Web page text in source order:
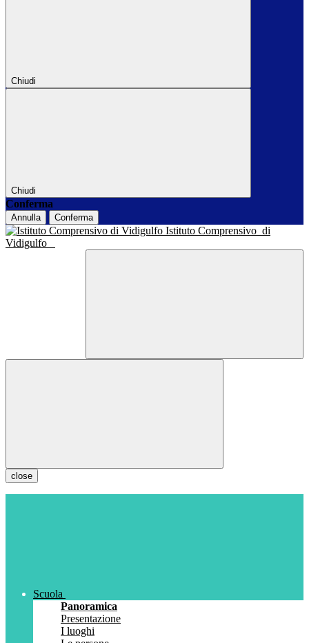
Chiudi
Chiudi
Conferma
Annulla Conferma
Istituto Comprensivo di
Vidigulfo
close
Scuola
Panoramica
Presentazione
I luoghi